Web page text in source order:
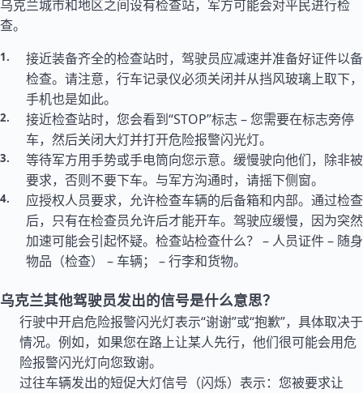
乌克兰城市和地区之间设有检查站，军方可能会对平民进行检
查。
接近装备齐全的检查站时，驾驶员应减速并准备好证件以备
检查。请注意，行车记录仪必须关闭并从挡风玻璃上取下，
手机也是如此。
接近检查站时，您会看到“STOP”标志 – 您需要在标志旁停
车，然后关闭大灯并打开危险报警闪光灯。
等待军方用手势或手电筒向您示意。缓慢驶向他们，除非被
要求，否则不要下车。与军方沟通时，请摇下侧窗。
应授权人员要求，允许检查车辆的后备箱和内部。通过检查
后，只有在检查员允许后才能开车。驾驶应缓慢，因为突然
加速可能会引起怀疑。检查站检查什么？ – 人员证件 – 随身
物品（检查） – 车辆； – 行李和货物。
乌克兰其他驾驶员发出的信号是什么意思？
行驶中开启危险报警闪光灯表示“谢谢”或“抱歉”，具体取决于
情况。例如，如果您在路上让某人先行，他们很可能会用危
险报警闪光灯向您致谢。
过往车辆发出的短促大灯信号（闪烁）表示：您被要求让